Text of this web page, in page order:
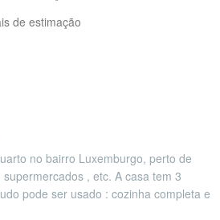
de estimação
no bairro Luxemburgo, perto de
, etc. A casa tem 3
pode ser usado : cozinha completa e